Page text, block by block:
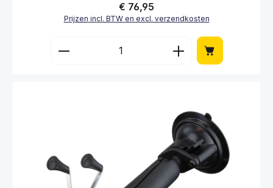
Normale prijs:
€ 76,95
Prijzen incl. BTW en excl. verzendkosten
Producthoeveelheid: Voer de gewenste